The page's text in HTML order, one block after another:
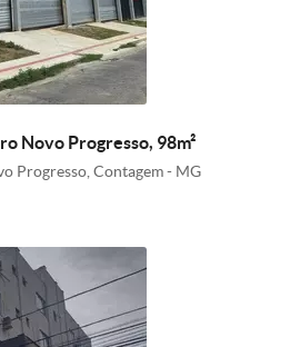
Novo Progresso, 98m²
Progresso, Contagem - MG